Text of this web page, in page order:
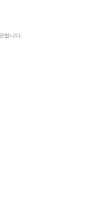
합니다.